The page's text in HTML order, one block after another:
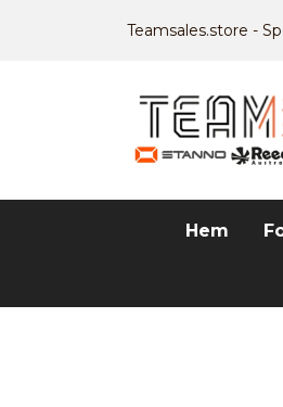
Teamsales.store -
Hem